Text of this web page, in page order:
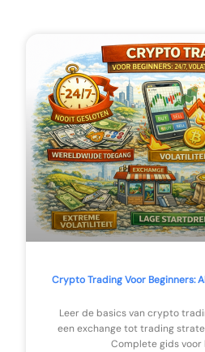
Crypto Trading Voor Beginners:
Leer de basics van crypto
een exchange tot trading
Complete gids voor